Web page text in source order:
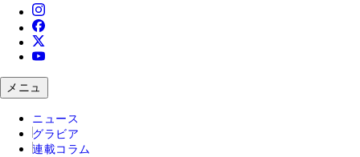
メニュ
ニュース
グラビア
連載コラム